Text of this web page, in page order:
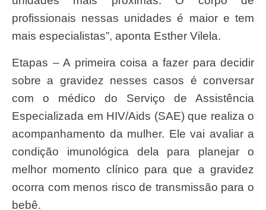
profissionais nessas unidades é maior e tem
mais especialistas”, aponta Esther Vilela.
Etapas – A primeira coisa a fazer para decidir
sobre a gravidez nesses casos é conversar
com o médico do Serviço de Assistência
Especializada em HIV/Aids (SAE) que realiza o
acompanhamento da mulher. Ele vai avaliar a
condição imunológica dela para planejar o
melhor momento clínico para que a gravidez
ocorra com menos risco de transmissão para o
bebê.